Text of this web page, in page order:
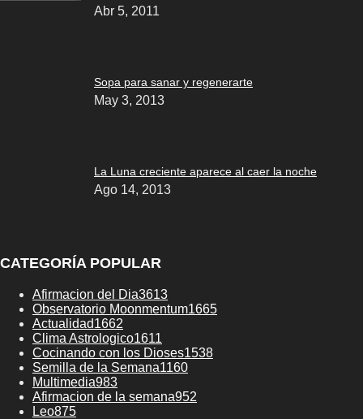
Abr 5, 2011
Sopa para sanar y regenerarte
May 3, 2013
La Luna creciente aparece al caer la noche
Ago 14, 2013
CATEGORÍA POPULAR
Afirmacion del Dia3613
Observatorio Moonmentum1665
Actualidad1662
Clima Astrologico1611
Cocinando con los Dioses1538
Semilla de la Semana1160
Multimedia983
Afirmacion de la semana952
Leo875